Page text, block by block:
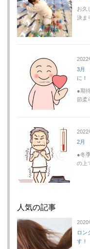
お久
決ま
2022
3月
に！
●期
節柔
2022
2月
●冬
の上
人気の記事
2020
ロン
す！